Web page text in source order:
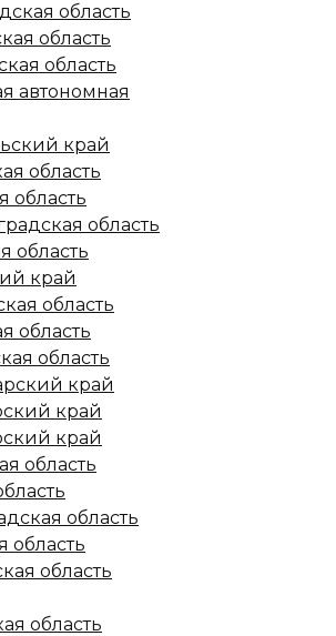
область
область
область
автономная
край
область
область
область
область
край
область
область
область
край
край
край
область
область
область
область
область